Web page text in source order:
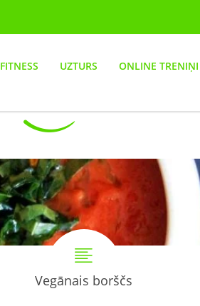
FITNESS UZTURS ONLINE TRENIŅI
Vegānais borščs